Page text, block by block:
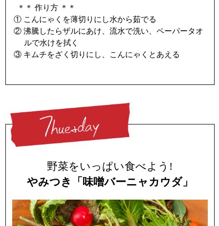
＊＊ 作り方 ＊＊
① こんにゃくを薄切りにし水から茹でる
② 沸騰したらザルにあけ、流水で洗い、ペーパータオ
ルで水けを拭く
③ キムチをざく切りにし、こんにゃくとあえる
野菜をいっぱい食べよう!
やみつき「味噌バーニャカウダ」